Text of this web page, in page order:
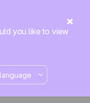
you like to view